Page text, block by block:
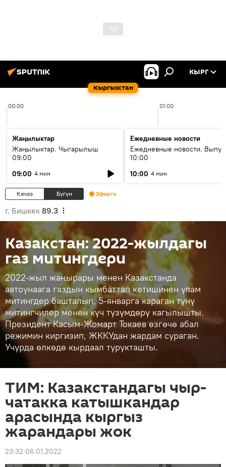
Кыргызстан
КЫРГ
00:00 01:00
Жаңылыктар
Жаңылыктар. Чыгарылыш
09:00
09:00 4 мин
Ежедневные новости
Ежедневные новости.
10:00
10:00 4 мин
Кечээ Бүгүн Эфирге
г. Бишкек 89.3
Казакстан: 2022-жылдагы
газ митингдери
2022-жыл жаңырары менен Казакстанда
автоунаага газдын кымбаттап кетишинен улам
митингдер башталып, 5-январга караган түнү
митингчилер менен күч түзүмдөрү кагылышты.
Президент Касым-Жомарт Токаев өзгөчө абал
режимин киргизип, ЖККУдан жардам сураган.
Учурда өлкөдө кырдаал турукташты.
ТИМ: Казакстандагы чыр-
чатакка катышкандар
арасында кыргыз
жарандары жок
23:32 06.01.2022